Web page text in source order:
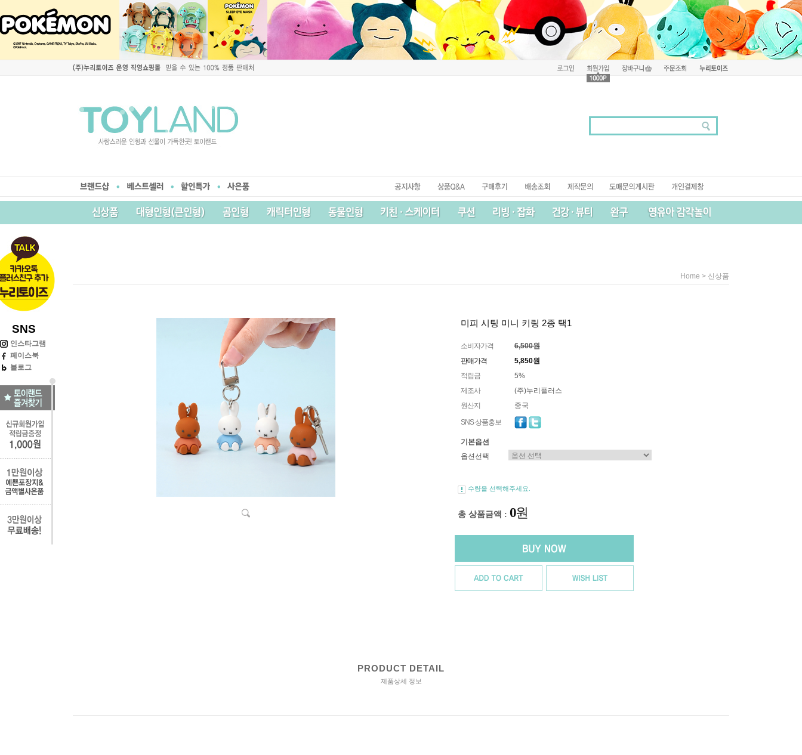
SNS
인스타그램
페이스북
블로그
Home > 신상품
미피 시팅 미니 키링 2종 택1
소비자가격
6,500원
판매가격
5,850원
적립금
5%
제조사
(주)누리플러스
원산지
중국
SNS 상품홍보
기본옵션
옵션선택
수량을 선택해주세요.
총 상품금액 : 0원
PRODUCT DETAIL
제품상세 정보